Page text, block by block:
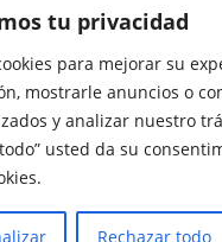
tu privacidad
para mejorar su
mostrarle anuncios o
y analizar nuestro
usted da su
Rechazar todo